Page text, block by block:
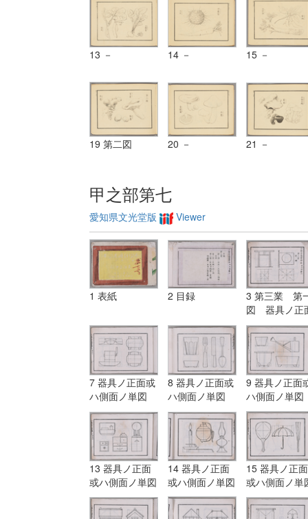
13 － 14 － 15 －
19 第二図 20 － 21 －
甲之部第七
愛知県文光堂版 Viewer
1 表紙 2 目録
3 第三業 第
図 器具ノ正
或ハ側面ノ単
7 器具ノ正面或
ハ側面ノ単図
8 器具ノ正面或
ハ側面ノ単図
9 器具ノ正面
ハ側面ノ単図
13 器具ノ正面
或ハ側面ノ単図
14 器具ノ正面
或ハ側面ノ単図
15 器具ノ正面
或ハ側面ノ単